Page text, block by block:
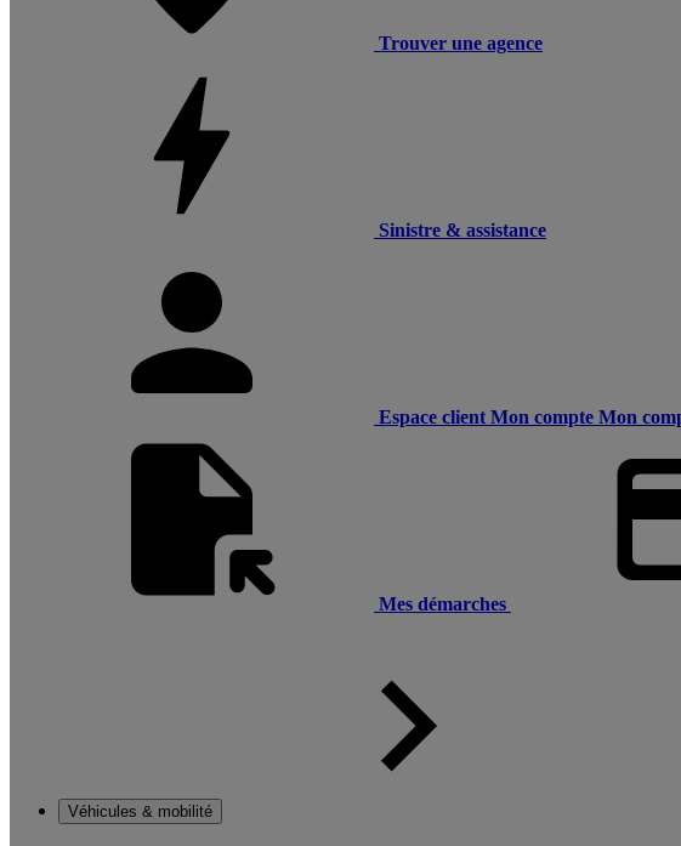
Trouver une agence
Sinistre & assistance
Espace client Mon compte Mon
Mes démarches
Véhicules & mobilité